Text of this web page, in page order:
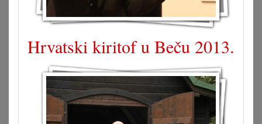
Hrvatski kiritof u Beču 2013.